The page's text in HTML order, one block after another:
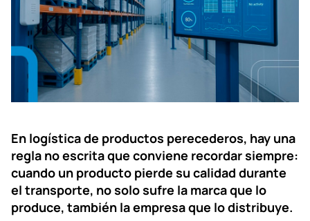
En logística de productos perecederos, hay una
regla no escrita que conviene recordar siempre:
cuando un producto pierde su calidad durante
el transporte, no solo sufre la marca que lo
produce, también la empresa que lo distribuye.